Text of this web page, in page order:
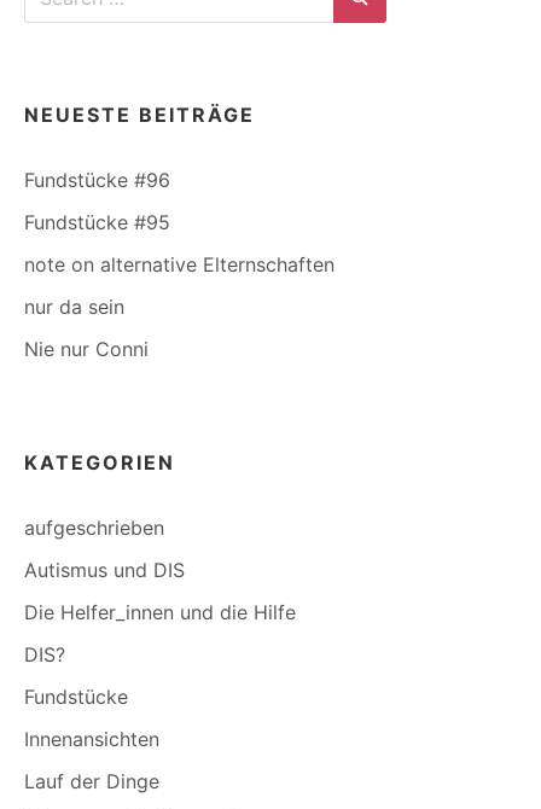
Search
NEUESTE BEITRÄGE
Fundstücke #96
Fundstücke #95
note on alternative Elternschaften
nur da sein
Nie nur Conni
KATEGORIEN
aufgeschrieben
Autismus und DIS
Die Helfer_innen und die Hilfe
DIS?
Fundstücke
Innenansichten
Lauf der Dinge